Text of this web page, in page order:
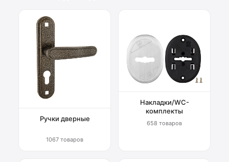
Ручки дверные
1067 товаров
Накладки/WC-
комплекты
658 товаров